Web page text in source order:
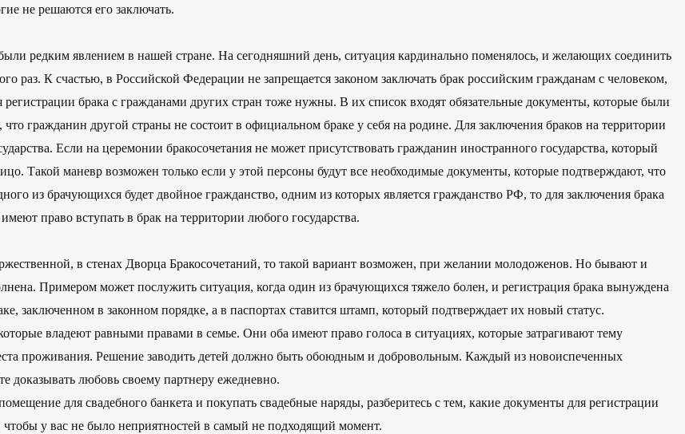
не решаются его заключать.
редким явлением в нашей стране. На сегодняшний день, ситуация кардинально поменялось, и желающих соединить
раз. К счастью, в Российской Федерации не запрещается законом заключать брак российским гражданам с человеком,
брака с гражданами других стран тоже нужны. В их список входят обязательные документы, которые были
гражданин другой страны не состоит в официальном браке у себя на родине. Для заключения браков на территории
Если на церемонии бракосочетания не может присутствовать гражданин иностранного государства, который
Такой маневр возможен только если у этой персоны будут все необходимые документы, которые подтверждают, что
из брачующихся будет двойное гражданство, одним из которых является гражданство РФ, то для заключения брака
право вступать в брак на территории любого государства.
в стенах Дворца Бракосочетаний, то такой вариант возможен, при желании молодоженов. Но бывают и
Примером может послужить ситуация, когда один из брачующихся тяжело болен, и регистрация брака вынуждена
заключенном в законном порядке, а в паспортах ставится штамп, который подтверждает их новый статус.
владеют равными правами в семье. Они оба имеют право голоса в ситуациях, которые затрагивают тему
проживания. Решение заводить детей должно быть обоюдным и добровольным. Каждый из новоиспеченных
доказывать любовь своему партнеру ежедневно.
для свадебного банкета и покупать свадебные наряды, разберитесь с тем, какие документы для регистрации
у вас не было неприятностей в самый не подходящий момент.